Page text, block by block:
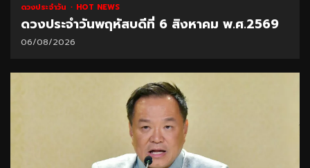
ดวงประจำวัน HOT NEWS
ดวงประจำวันพฤหัสบดีที่ 6 สิงหาคม พ.ศ.2569
06/08/2026